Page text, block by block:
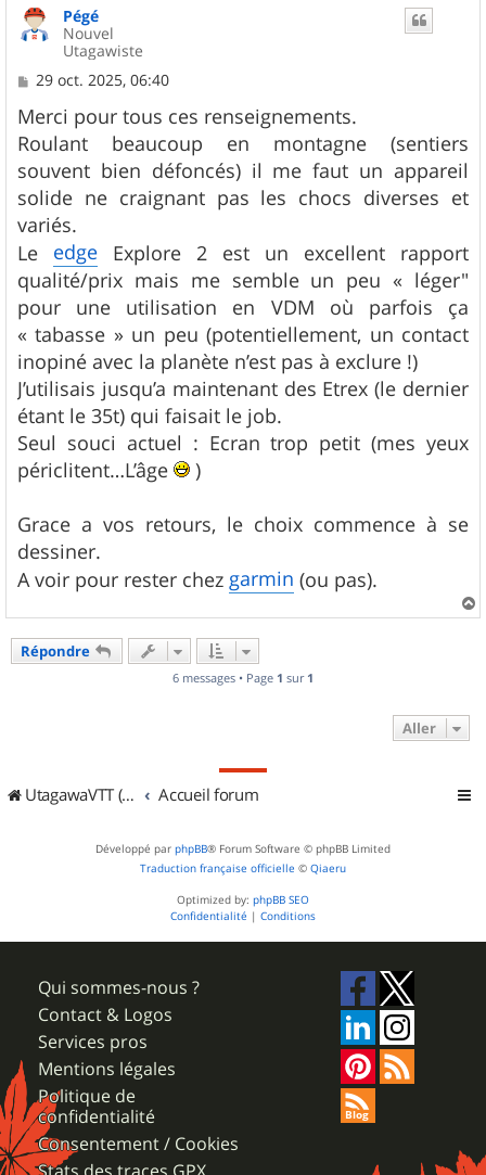
Pégé
Nouvel
Utagawiste
M
s
s
a
g
e
29 oct. 2025, 06:40
Merci pour tous ces renseignements.
Roulant beaucoup en montagne (sentiers
souvent bien défoncés) il me faut un appareil
solide ne craignant pas les chocs diverses et
variés.
Le edge Explore 2 est un excellent rapport
qualité/prix mais me semble un peu « léger"
pour une utilisation en VDM où parfois ça
« tabasse » un peu (potentiellement, un contact
inopiné avec la planète n’est pas à exclure !)
J’utilisais jusqu’a maintenant des Etrex (le dernier
étant le 35t) qui faisait le job.
Seul souci actuel : Ecran trop petit (mes yeux
périclitent…L’âge
)
Grace a vos retours, le choix commence à se
dessiner.
A voir pour rester chez garmin (ou pas).
a
Répondre
6 messages • Page 1 sur 1
Aller
UtagawaVTT (Randos VTT et VTTAE avec traces GPS) Accueil forum
Développé par phpBB® Forum Software © phpBB Limited
Traduction française officielle © Qiaeru
Optimized by: phpBB SEO
Confidentialité | Conditions
Qui sommes-nous ?
Contact & Logos
Services pros
Mentions légales
Politique de
confidentialité
Consentement / Cookies